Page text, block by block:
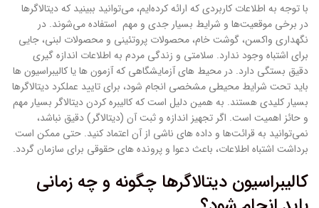
با توجه به اطلاعات کاربردی که ارائه کرده‌ایم، می‌توانید ببینید که دیتالاگرها
در برخی موقعیت‌ها و شرایط بسیار جدی و مهم استفاده می‌شوند. در
نگهداری واکسن، گوشت خام، محصولات پروتئینی و محصولات لبنی، جایی
برای اشتباه وجود ندارد. سلامتی و زندگی مردم به اطلاعات اندازه گیری
دقیق بستگی دارد. در محیط های آزمایشگاهی که آزمون ها یا کالیبراسیون ها
باید تحت شرایط محیطی مشخصی انجام شود، برای تایید عملکرد دیتالاگرها
بسیار کلیدی هستند. به همین دلیل است که کالیبره کردن دیتالاگر بسیار مهم
و حائز اهمیت است. اگر تجهیز اندازه و ثبت آن (دیتالاگر) دقیق نباشد،
نمی‌توانید به قرائت‌ها و داده های ناشی از آن اعتماد کنید. حتی ممکن است
برداشت اشتباه اطلاعات، باعث دعوا و پرونده های حقوقی برای سازمان گردد.
کالیبراسیون دیتالاگرها چگونه و چه زمانی